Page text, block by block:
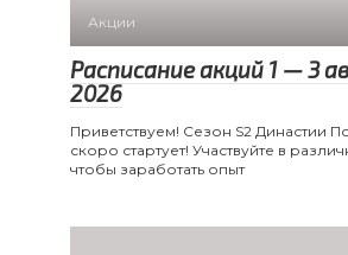
Акции
Расписание акций 1 — 3
2026
Приветствуем! Сезон S2 Династии
скоро стартует! Участвуйте в
чтобы заработать опыт